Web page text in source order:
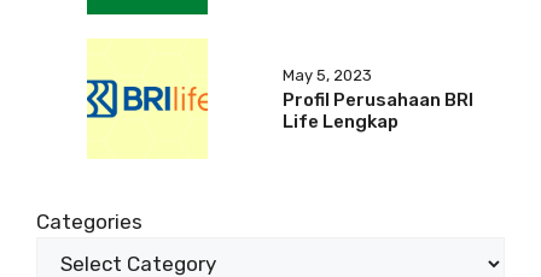
May 5, 2023
Profil Perusahaan BRI
Life Lengkap
Categories